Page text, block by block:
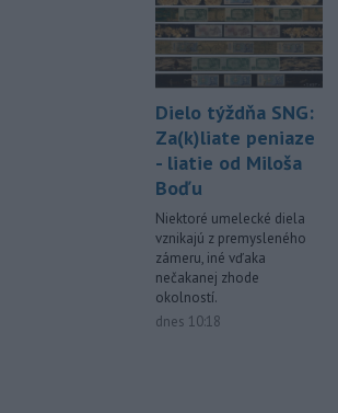
Dielo týždňa SNG:
Za(k)liate peniaze
- liatie od Miloša
Boďu
Niektoré umelecké diela
vznikajú z premysleného
zámeru, iné vďaka
nečakanej zhode
okolností.
dnes 10:18